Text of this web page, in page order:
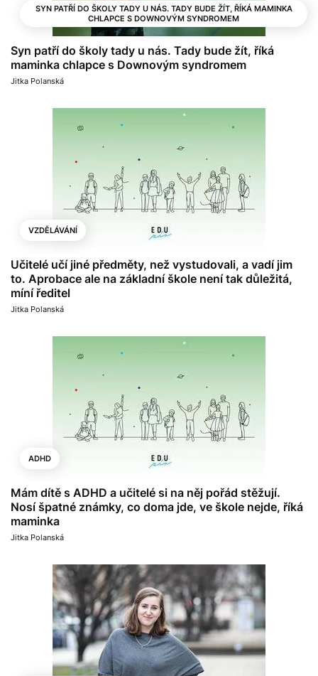
SYN PATŘÍ DO ŠKOLY TADY U NÁS. TADY BUDE ŽÍT, ŘÍKÁ MAMINKA
CHLAPCE S DOWNOVÝM SYNDROMEM
Syn patří do školy tady u nás. Tady bude žít, říká
maminka chlapce s Downovým syndromem
Jitka Polanská
VZDĚLÁVÁNÍ
Učitelé učí jiné předměty, než vystudovali, a vadí jim
to. Aprobace ale na základní škole není tak důležitá,
míní ředitel
Jitka Polanská
ADHD
Mám dítě s ADHD a učitelé si na něj pořád stěžují.
Nosí špatné známky, co doma jde, ve škole nejde, říká
maminka
Jitka Polanská